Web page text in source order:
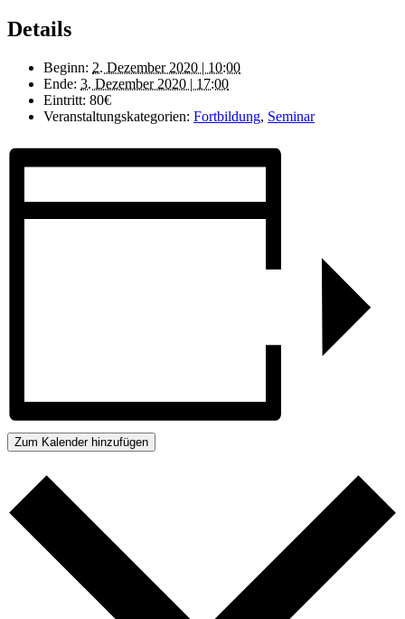
Details
Beginn: 2. Dezember 2020 | 10:00
Ende: 3. Dezember 2020 | 17:00
Eintritt: 80€
Veranstaltungskategorien: Fortbildung, Seminar
Zum Kalender hinzufügen